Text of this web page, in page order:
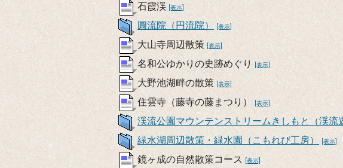
石霞渓 [表示]
圓流院（円流院） [表示]
大山寺周辺散策 [表示]
名和公ゆかりの史跡めぐり [表示]
大野池湖畔の散策 [表示]
住雲寺（藤寺の藤まつり） [表示]
渓流公園マウンテンストリームきしもと（渓流
緑水湖周辺散策・緑水園（こもれび工房） [表示]
鏡ヶ成の自然散策コース [表示]